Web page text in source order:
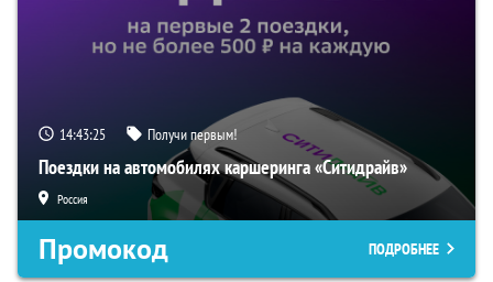
14:43:24 Получи первым!
Поездки на автомобилях каршеринга «Ситидрайв»
Россия
Промокод ПОДРОБНЕЕ